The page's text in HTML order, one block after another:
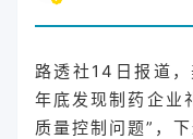
路透社14日报道
年底发现制药企业
质量控制问题”，下